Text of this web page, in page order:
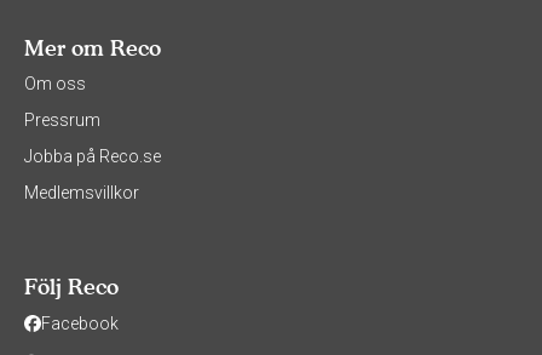
Mer om Reco
Om oss
Pressrum
Jobba på Reco.se
Medlemsvillkor
Följ Reco
Facebook